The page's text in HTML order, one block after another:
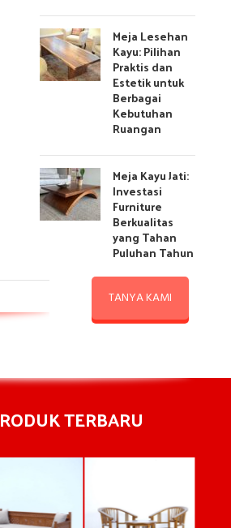
Meja Lesehan
Kayu: Pilihan
Praktis dan
Estetik untuk
Berbagai
Kebutuhan
Ruangan
Meja Kayu Jati:
Investasi
Furniture
Berkualitas
yang Tahan
Puluhan Tahun
TANYA KAMI
TERBARU